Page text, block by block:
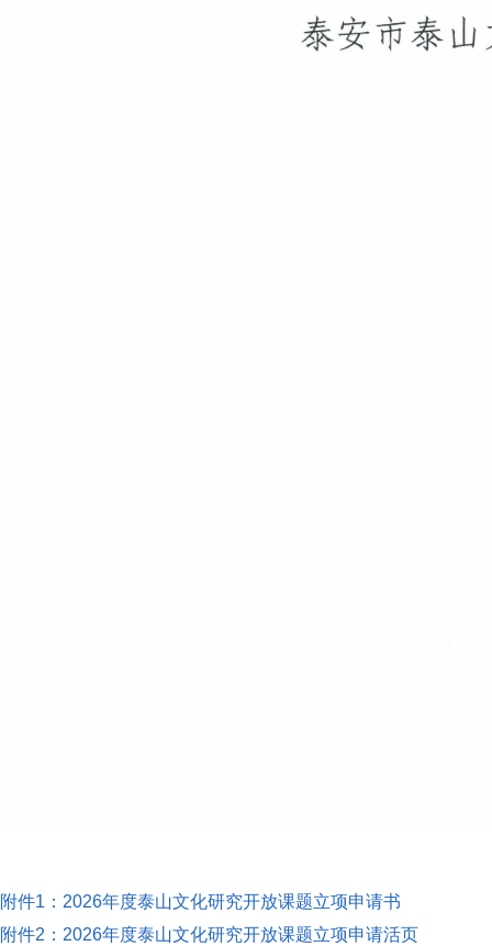
附件1：2026年度泰山文化研究开放课题立项申请书
附件2：2026年度泰山文化研究开放课题立项申请活页